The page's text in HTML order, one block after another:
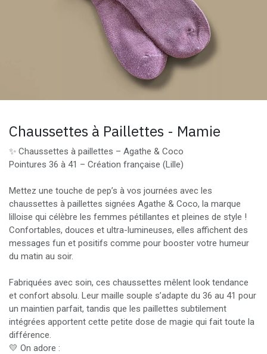
Chaussettes à Paillettes - Mamie
✨ Chaussettes à paillettes – Agathe & Coco
Pointures 36 à 41 – Création française (Lille)
Mettez une touche de pep’s à vos journées avec les
chaussettes à paillettes signées Agathe & Coco, la marque
lilloise qui célèbre les femmes pétillantes et pleines de style !
Confortables, douces et ultra-lumineuses, elles affichent des
messages fun et positifs comme pour booster votre humeur
du matin au soir.
Fabriquées avec soin, ces chaussettes mêlent look tendance
et confort absolu. Leur maille souple s’adapte du 36 au 41 pour
un maintien parfait, tandis que les paillettes subtilement
intégrées apportent cette petite dose de magie qui fait toute la
différence.
💛 On adore :